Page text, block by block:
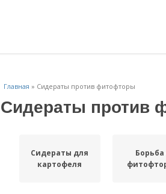
Главная » Сидераты против фитофторы
Сидераты против
Сидераты для
картофеля
Борьба